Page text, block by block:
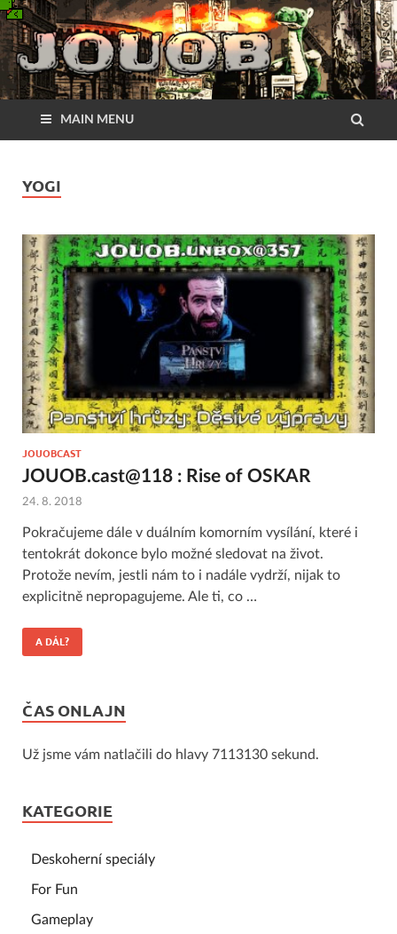
MAIN MENU
YOGI
JOUOBCAST
JOUOB.cast@118 : Rise of OSKAR
24. 8. 2018
Pokračujeme dále v duálním komorním vysílání, které i
tentokrát dokonce bylo možné sledovat na život.
Protože nevím, jestli nám to i nadále vydrží, nijak to
explicitně nepropagujeme. Ale ti, co …
A DÁL?
ČAS ONLAJN
Už jsme vám natlačili do hlavy 7113130 sekund.
KATEGORIE
Deskoherní speciály
For Fun
Gameplay